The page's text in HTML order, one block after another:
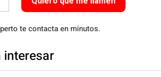
te contacta en minutos.
interesar